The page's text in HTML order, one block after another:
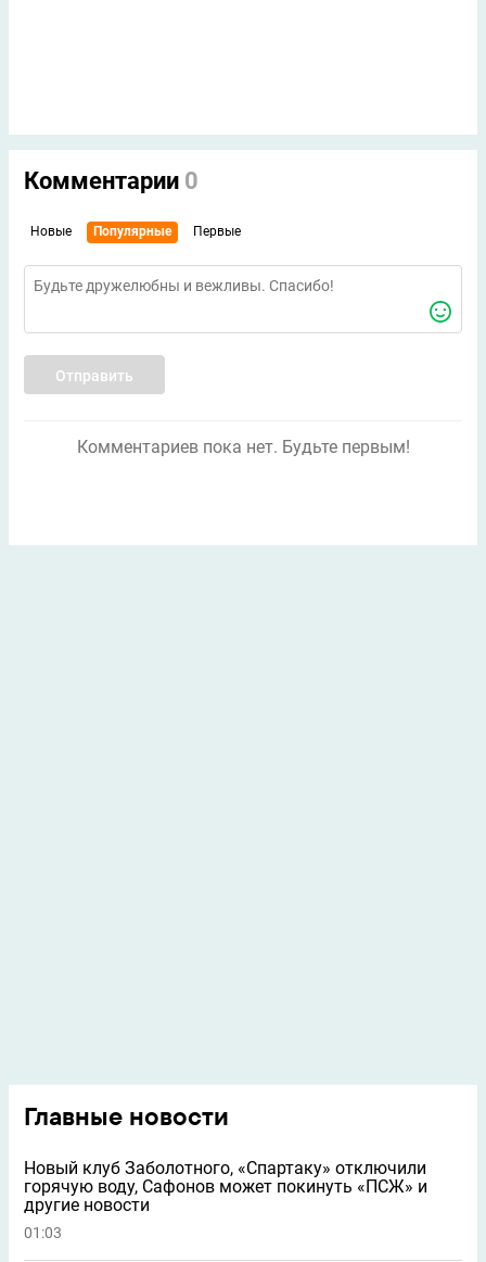
Комментарии 0
Новые Популярные Первые
Отправить
Комментариев пока нет. Будьте первым!
Главные новости
Новый клуб Заболотного, «Спартаку» отключили
горячую воду, Сафонов может покинуть «ПСЖ» и
другие новости
01:03